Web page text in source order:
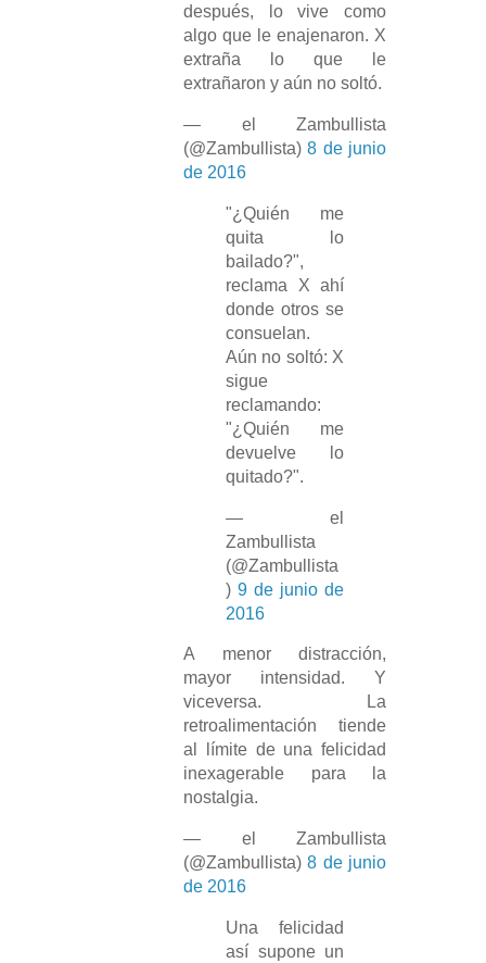
después, lo vive como
algo que le enajenaron. X
extraña lo que le
extrañaron y aún no soltó.
— el Zambullista
(@Zambullista)8 de junio
de 2016
"¿Quién me
quita lo
bailado?",
reclama X ahí
donde otros se
consuelan.
Aún no soltó: X
sigue
reclamando:
"¿Quién me
devuelve lo
quitado?".
— el
Zambullista
(@Zambullista
)9 de junio de
2016
A menor distracción,
mayor intensidad. Y
viceversa. La
retroalimentación tiende
al límite de una felicidad
inexagerable para la
nostalgia.
— el Zambullista
(@Zambullista)8 de junio
de 2016
Una felicidad
así supone un